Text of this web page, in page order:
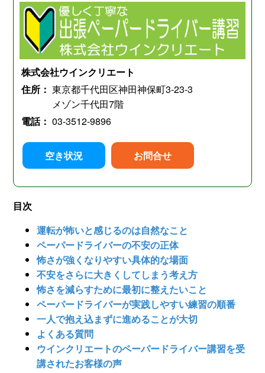
株式会社ウインクリエート
住所： 東京都千代田区神田神保町3-23-3
メゾン千代田7階
電話： 03-3512-9896
空き状況 お問合せ
目次
運転が怖いと感じるのは自然なこと
ペーパードライバーの不安の正体
怖さが強くなりやすい具体的な場面
不安をさらに大きくしてしまう考え方
怖さを減らすために最初に整えたいこと
ペーパードライバーが実践しやすい練習の順番
一人で抱え込まずに進めることが大切
よくある質問
ウインクリエートのペーパードライバー講習を受
講されたお客様の声